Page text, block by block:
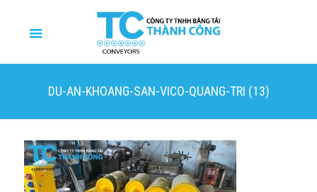
DU-AN-KHOANG-SAN-VICO-QUANG-TRI (13)